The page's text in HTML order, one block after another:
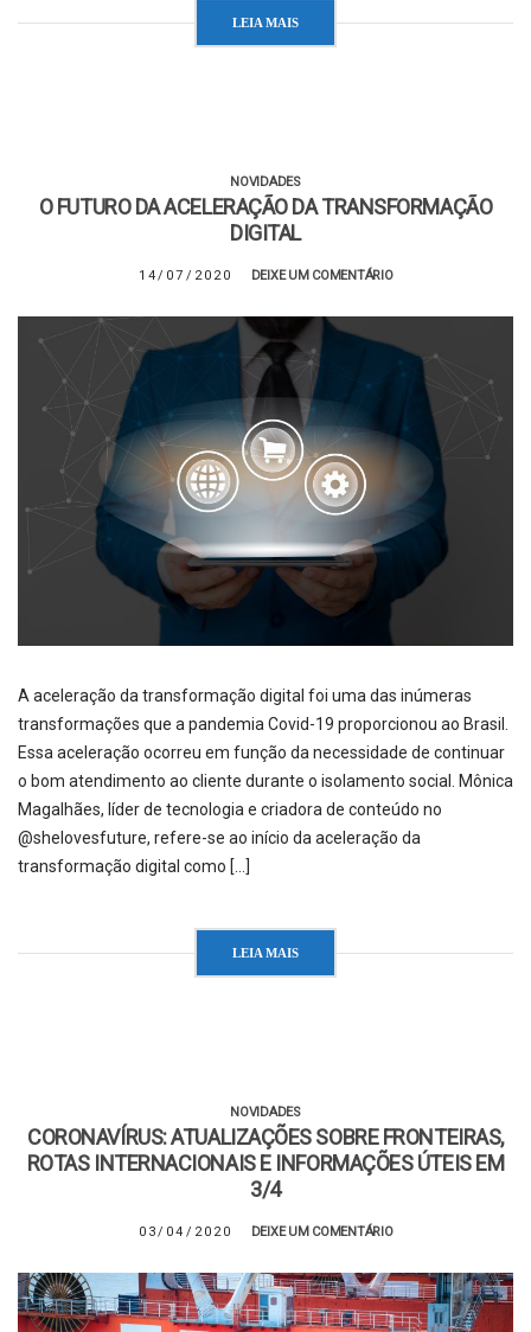
LEIA MAIS
NOVIDADES
O FUTURO DA ACELERAÇÃO DA TRANSFORMAÇÃO
DIGITAL
14/07/2020 DEIXE UM COMENTÁRIO
A aceleração da transformação digital foi uma das inúmeras
transformações que a pandemia Covid-19 proporcionou ao Brasil.
Essa aceleração ocorreu em função da necessidade de continuar
o bom atendimento ao cliente durante o isolamento social. Mônica
Magalhães, líder de tecnologia e criadora de conteúdo no
@shelovesfuture, refere-se ao início da aceleração da
transformação digital como […]
LEIA MAIS
NOVIDADES
CORONAVÍRUS: ATUALIZAÇÕES SOBRE FRONTEIRAS,
ROTAS INTERNACIONAIS E INFORMAÇÕES ÚTEIS EM
3/4
03/04/2020 DEIXE UM COMENTÁRIO